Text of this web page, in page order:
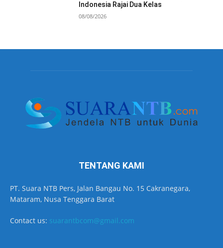
Indonesia Rajai Dua Kelas
08/08/2026
TENTANG KAMI
PT. Suara NTB Pers, Jalan Bangau No. 15 Cakranegara,
Mataram, Nusa Tenggara Barat
Contact us: suarantbcom@gmail.com